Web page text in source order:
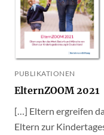
PUBLIKATIONEN
ElternZOOM 2021
[…] Eltern ergreifen
Eltern zur